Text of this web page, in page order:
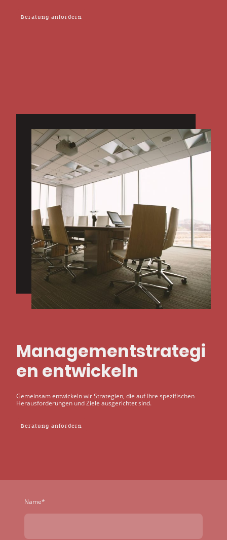
Beratung anfordern
Managementstrategi
en entwickeln
Gemeinsam entwickeln wir Strategien, die auf Ihre spezifischen
Herausforderungen und Ziele ausgerichtet sind.
Beratung anfordern
Name*